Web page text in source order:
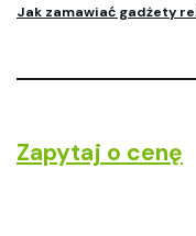
Jak zamawiać gadżety
Zapytaj o cenę